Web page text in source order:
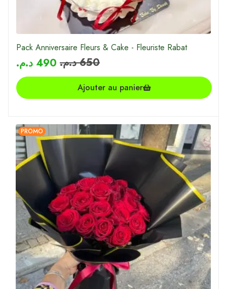
Pack Anniversaire Fleurs & Cake - Fleuriste Rabat
650 د.م. 490 د.م.
Ajouter au panier
PROMO